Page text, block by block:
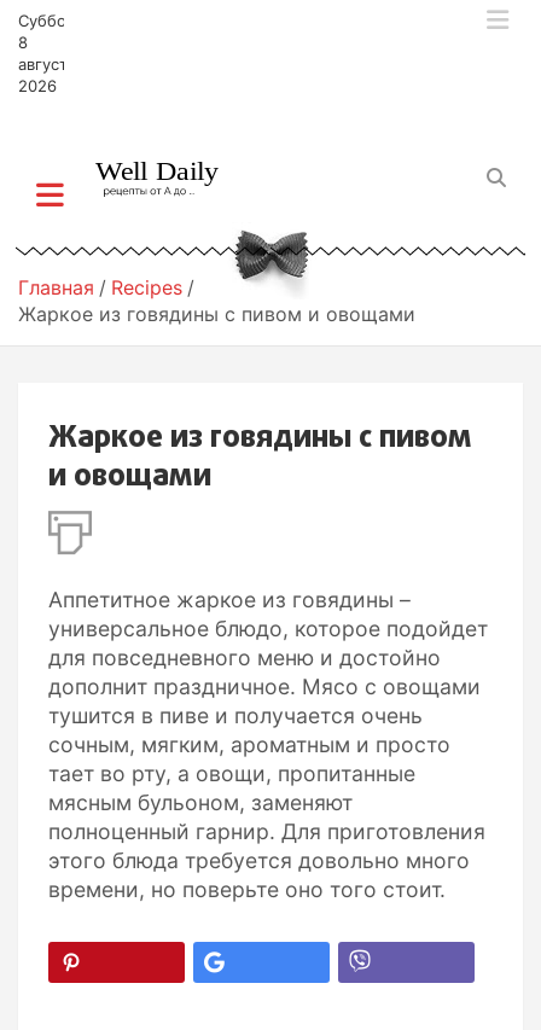
Суббота,
8
августа,
2026
Главная
Recipes
Жаркое из говядины с пивом и овощами
Жаркое из говядины с пивом
и овощами
Аппетитное жаркое из говядины –
универсальное блюдо, которое подойдет
для повседневного меню и достойно
дополнит праздничное. Мясо с овощами
тушится в пиве и получается очень
сочным, мягким, ароматным и просто
тает во рту, а овощи, пропитанные
мясным бульоном, заменяют
полноценный гарнир. Для приготовления
этого блюда требуется довольно много
времени, но поверьте оно того стоит.